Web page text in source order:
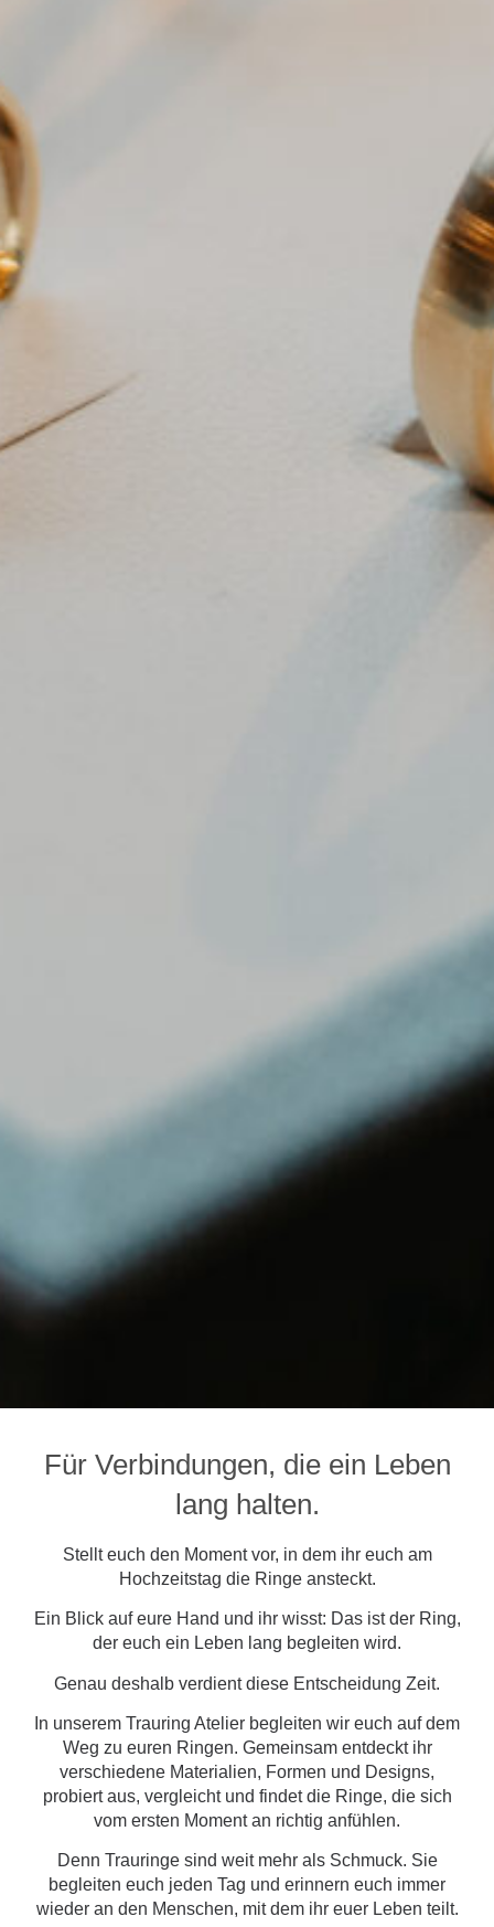
Für Verbindungen, die ein Leben
lang halten.
Stellt euch den Moment vor, in dem ihr euch am
Hochzeitstag die Ringe ansteckt.
Ein Blick auf eure Hand und ihr wisst: Das ist der Ring,
der euch ein Leben lang begleiten wird.
Genau deshalb verdient diese Entscheidung Zeit.
In unserem Trauring Atelier begleiten wir euch auf dem
Weg zu euren Ringen. Gemeinsam entdeckt ihr
verschiedene Materialien, Formen und Designs,
probiert aus, vergleicht und findet die Ringe, die sich
vom ersten Moment an richtig anfühlen.
Denn Trauringe sind weit mehr als Schmuck. Sie
begleiten euch jeden Tag und erinnern euch immer
wieder an den Menschen, mit dem ihr euer Leben teilt.